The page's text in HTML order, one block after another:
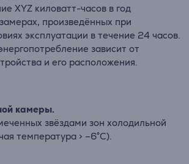
XYZ киловатт-часов в год
произведённых при
эксплуатации в течение 24 часов.
зависит от
и его расположения.
камеры.
звёздами зон холодильной
температура > –6°C).